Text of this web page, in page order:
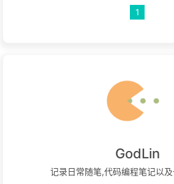
1
GodLin
记录日常随笔,代码编程笔记以